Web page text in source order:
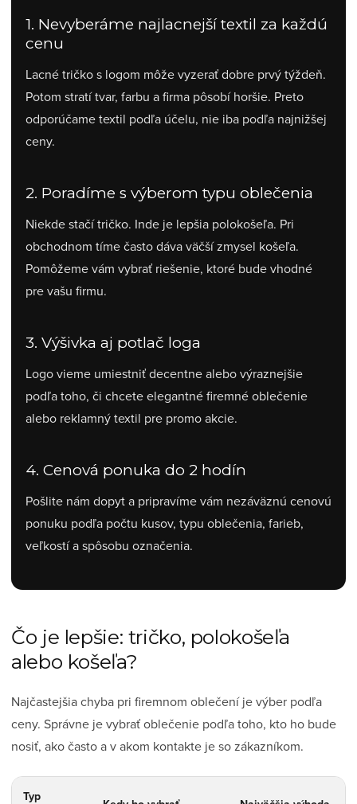
1. Nevyberáme najlacnejší textil za každú
cenu
Lacné tričko s logom môže vyzerať dobre prvý týždeň.
Potom stratí tvar, farbu a firma pôsobí horšie. Preto
odporúčame textil podľa účelu, nie iba podľa najnižšej
ceny.
2. Poradíme s výberom typu oblečenia
Niekde stačí tričko. Inde je lepšia polokošeľa. Pri
obchodnom tíme často dáva väčší zmysel košeľa.
Pomôžeme vám vybrať riešenie, ktoré bude vhodné
pre vašu firmu.
3. Výšivka aj potlač loga
Logo vieme umiestniť decentne alebo výraznejšie
podľa toho, či chcete elegantné firemné oblečenie
alebo reklamný textil pre promo akcie.
4. Cenová ponuka do 2 hodín
Pošlite nám dopyt a pripravíme vám nezáväznú cenovú
ponuku podľa počtu kusov, typu oblečenia, farieb,
veľkostí a spôsobu označenia.
Čo je lepšie: tričko, polokošeľa
alebo košeľa?
Najčastejšia chyba pri firemnom oblečení je výber podľa
ceny. Správne je vybrať oblečenie podľa toho, kto ho bude
nosiť, ako často a v akom kontakte je so zákazníkom.
Typ